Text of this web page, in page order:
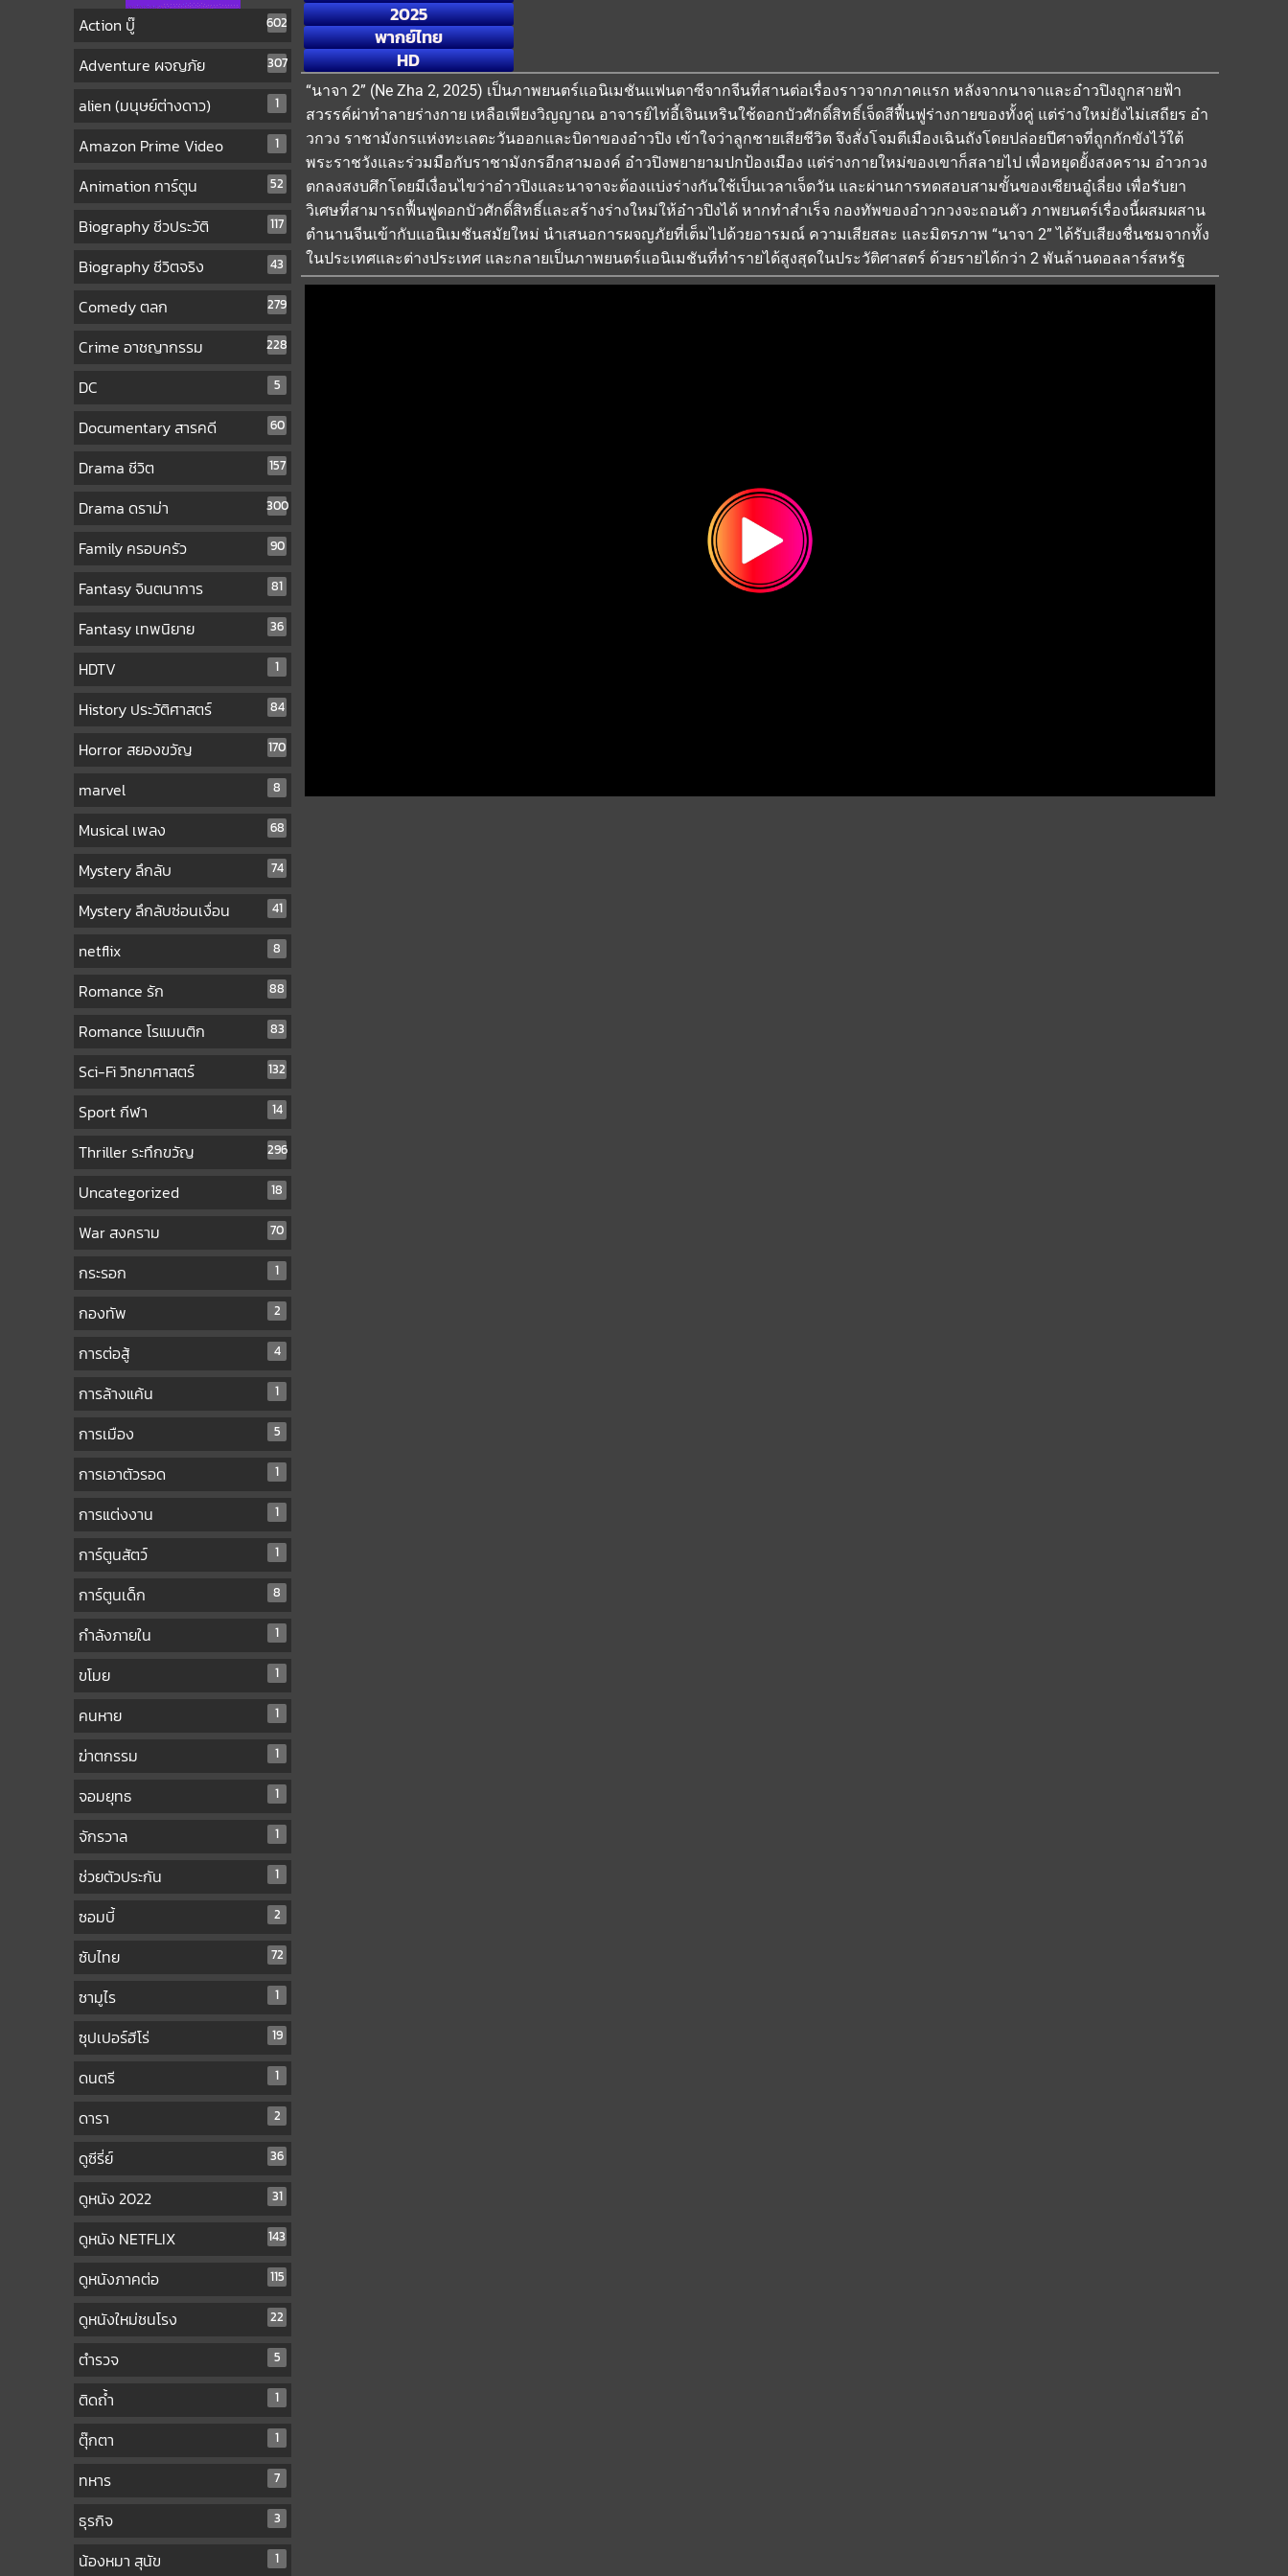
Action บู๊ 602
Adventure ผจญภัย 307
alien (มนุษย์ต่างดาว) 1
Amazon Prime Video 1
Animation การ์ตูน 52
Biography ชีวประวัติ 117
Biography ชีวิตจริง 43
Comedy ตลก 279
Crime อาชญากรรม 228
DC 5
Documentary สารคดี 60
Drama ชีวิต 157
Drama ดราม่า 300
Family ครอบครัว 90
Fantasy จินตนาการ 81
Fantasy เทพนิยาย 36
HDTV 1
History ประวัติศาสตร์ 84
Horror สยองขวัญ 170
marvel 8
Musical เพลง 68
Mystery ลึกลับ 74
Mystery ลึกลับซ่อนเงื่อน 41
netflix 8
Romance รัก 88
Romance โรแมนติก 83
Sci-Fi วิทยาศาสตร์ 132
Sport กีฬา 14
Thriller ระทึกขวัญ 296
Uncategorized 18
War สงคราม 70
กระรอก 1
กองทัพ 2
การต่อสู้ 4
การล้างแค้น 1
การเมือง 5
การเอาตัวรอด 1
การแต่งงาน 1
การ์ตูนสัตว์ 1
การ์ตูนเด็ก 8
กำลังภายใน 1
ขโมย 1
คนหาย 1
ฆ่าตกรรม 1
จอมยุทธ 1
จักรวาล 1
ช่วยตัวประกัน 1
ซอมบี้ 2
ซับไทย 72
ซามูไร 1
ซุปเปอร์ฮีโร่ 19
ดนตรี 1
ดารา 2
ดูซีรี่ย์ 36
ดูหนัง 2022 31
ดูหนัง NETFLIX 143
ดูหนังภาคต่อ 115
ดูหนังใหม่ชนโรง 22
ตำรวจ 5
ติดถ้ำ 1
ตุ๊กตา 1
ทหาร 7
ธุรกิจ 3
น้องหมา สุนัข 1
2025
พากย์ไทย
HD
“นาจา 2” (Ne Zha 2, 2025) เป็นภาพยนตร์แอนิเมชันแฟนตาซีจากจีนที่สานต่อเรื่องราวจากภาคแรก หลังจากนาจาและอ๋าวปิงถูกสายฟ้า
สวรรค์ผ่าทำลายร่างกาย เหลือเพียงวิญญาณ อาจารย์ไท่อี้เจินเหรินใช้ดอกบัวศักดิ์สิทธิ์เจ็ดสีฟื้นฟูร่างกายของทั้งคู่ แต่ร่างใหม่ยังไม่เสถียร อ๋า
วกวง ราชามังกรแห่งทะเลตะวันออกและบิดาของอ๋าวปิง เข้าใจว่าลูกชายเสียชีวิต จึงสั่งโจมตีเมืองเฉินถังโดยปล่อยปีศาจที่ถูกกักขังไว้ใต้
พระราชวังและร่วมมือกับราชามังกรอีกสามองค์ อ๋าวปิงพยายามปกป้องเมือง แต่ร่างกายใหม่ของเขาก็สลายไป เพื่อหยุดยั้งสงคราม อ๋าวกวง
ตกลงสงบศึกโดยมีเงื่อนไขว่าอ๋าวปิงและนาจาจะต้องแบ่งร่างกันใช้เป็นเวลาเจ็ดวัน และผ่านการทดสอบสามขั้นของเซียนอู๋เลี่ยง เพื่อรับยา
วิเศษที่สามารถฟื้นฟูดอกบัวศักดิ์สิทธิ์และสร้างร่างใหม่ให้อ๋าวปิงได้ หากทำสำเร็จ กองทัพของอ๋าวกวงจะถอนตัว ภาพยนตร์เรื่องนี้ผสมผสาน
ตำนานจีนเข้ากับแอนิเมชันสมัยใหม่ นำเสนอการผจญภัยที่เต็มไปด้วยอารมณ์ ความเสียสละ และมิตรภาพ “นาจา 2” ได้รับเสียงชื่นชมจากทั้ง
ในประเทศและต่างประเทศ และกลายเป็นภาพยนตร์แอนิเมชันที่ทำรายได้สูงสุดในประวัติศาสตร์ ด้วยรายได้กว่า 2 พันล้านดอลลาร์สหรัฐ